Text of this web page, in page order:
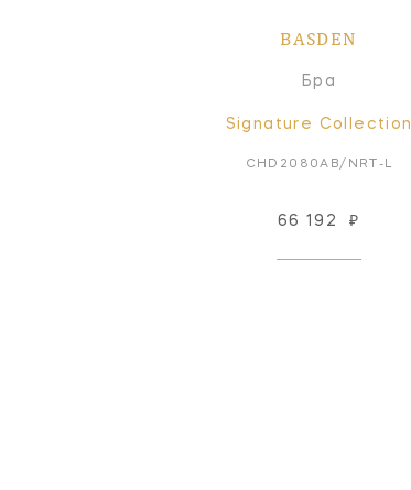
BASDEN
Бра
Signature Collection
CHD2080AB/NRT-L
66 192 ₽